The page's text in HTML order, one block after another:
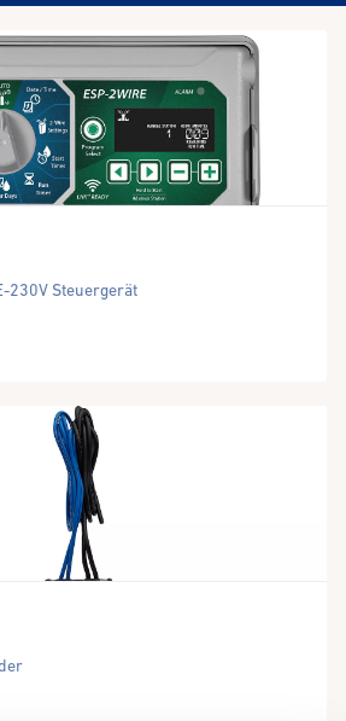
230V Steuergerät